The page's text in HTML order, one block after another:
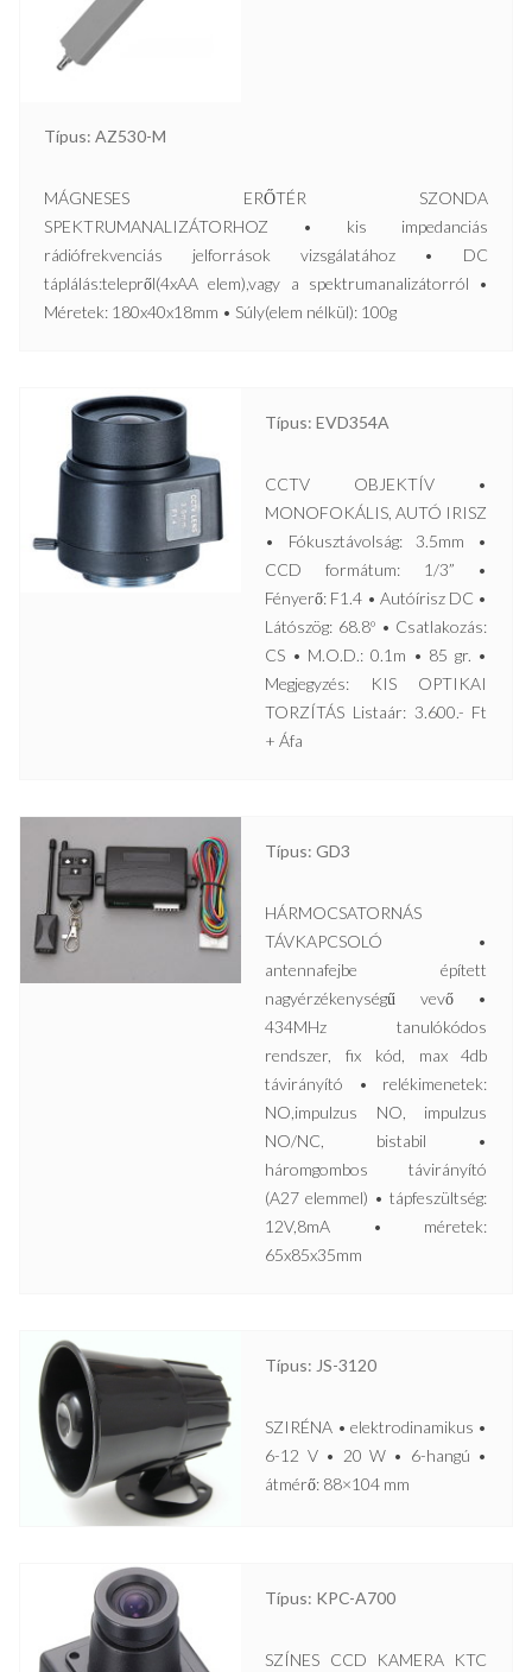
Típus: AZ530-M
MÁGNESES ERŐTÉR SZONDA
SPEKTRUMANALIZÁTORHOZ • kis impedanciás
rádiófrekvenciás jelforrások vizsgálatához • DC
táplálás:telepről(4xAA elem),vagy a spektrumanalizátorról •
Méretek: 180x40x18mm • Súly(elem nélkül): 100g
Típus: EVD354A
CCTV OBJEKTÍV •
MONOFOKÁLIS, AUTÓ IRISZ
• Fókusztávolság: 3.5mm •
CCD formátum: 1/3” •
Fényerő: F1.4 • Autóírisz DC •
Látószög: 68.8º • Csatlakozás:
CS • M.O.D.: 0.1m • 85 gr. •
Megjegyzés: KIS OPTIKAI
TORZÍTÁS Listaár: 3.600.- Ft
+ Áfa
Típus: GD3
HÁRMOCSATORNÁS
TÁVKAPCSOLÓ •
antennafejbe épített
nagyérzékenységű vevő •
434MHz tanulókódos
rendszer, fix kód, max 4db
távirányító • relékimenetek:
NO,impulzus NO, impulzus
NO/NC, bistabil •
háromgombos távirányító
(A27 elemmel) • tápfeszültség:
12V,8mA • méretek:
65x85x35mm
Típus: JS-3120
SZIRÉNA • elektrodinamikus •
6-12 V • 20 W • 6-hangú •
átmérő: 88×104 mm
Típus: KPC-A700
SZÍNES CCD KAMERA KTC